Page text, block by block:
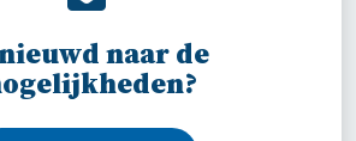
naar de